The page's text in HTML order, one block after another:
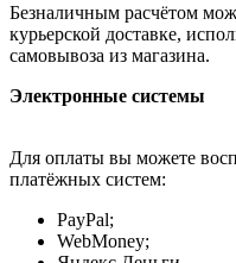
Безналичным расчётом
курьерской доставке,
самовывоза из магазина.
Электронные системы
Для оплаты вы можете
платёжных систем:
PayPal;
WebMoney;